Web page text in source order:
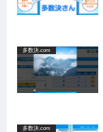
多数決.com
多数決.com